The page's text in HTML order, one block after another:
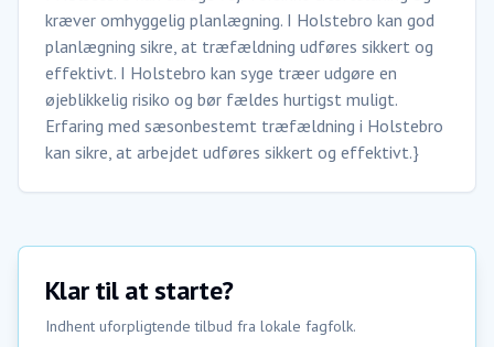
kræver omhyggelig planlægning. I Holstebro kan god
planlægning sikre, at træfældning udføres sikkert og
effektivt. I Holstebro kan syge træer udgøre en
øjeblikkelig risiko og bør fældes hurtigst muligt.
Erfaring med sæsonbestemt træfældning i Holstebro
kan sikre, at arbejdet udføres sikkert og effektivt.}
Klar til at starte?
Indhent uforpligtende tilbud fra lokale fagfolk.